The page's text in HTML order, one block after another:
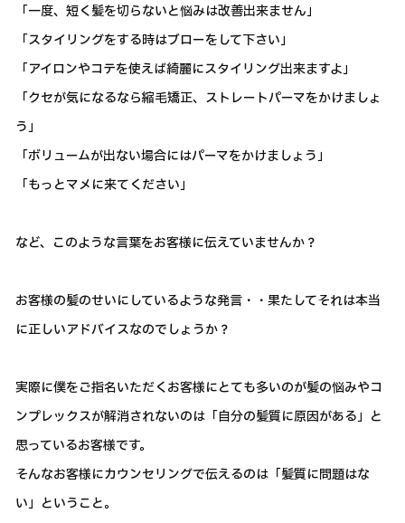
「一度、短く髪を切らないと悩みは改善出来ません」
「スタイリングをする時はブローをして下さい」
「アイロンやコテを使えば綺麗にスタイリング出来ますよ」
「クセが気になるなら縮毛矯正、ストレートパーマをかけましょ
う」
「ボリュームが出ない場合にはパーマをかけましょう」
「もっとマメに来てください」
など、このような言葉をお客様に伝えていませんか？
お客様の髪のせいにしているような発言・・果たしてそれは本当
に正しいアドバイスなのでしょうか？
実際に僕をご指名いただくお客様にとても多いのが髪の悩みやコ
ンプレックスが解消されないのは「自分の髪質に原因がある」と
思っているお客様です。
そんなお客様にカウンセリングで伝えるのは「髪質に問題はな
い」ということ。